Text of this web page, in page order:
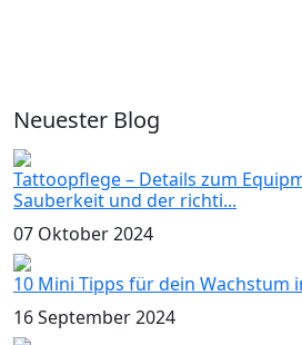
Neuester Blog
Tattoopflege – Details zum
Sauberkeit und der richti...
07 Oktober 2024
10 Mini Tipps für dein Wachstum
16 September 2024